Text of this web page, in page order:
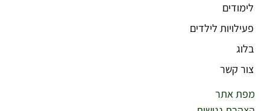
לימודים
פעילויות לילדים
בלוג
צור קשר
מפת אתר